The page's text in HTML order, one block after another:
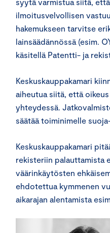
ilmoitusvelvollisen
hakemukseen tarvitse
lainsäädännössä (esim.
käsitellä Patentti- ja
Keskuskauppakamari
aiheutua siitä, että
yhteydessä.
säätää toiminimelle
Keskuskauppakamari
rekisteriin palauttamista
väärinkäytösten
ehdotettua kymmenen
aikarajan alentamista